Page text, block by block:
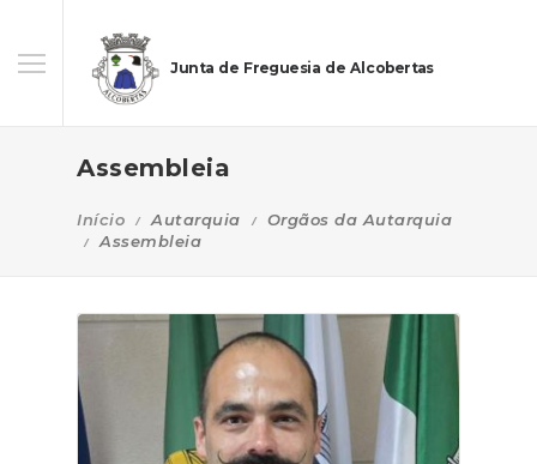
Junta de Freguesia de Alcobertas
Assembleia
Início Autarquia
Orgãos da Autarquia
Assembleia